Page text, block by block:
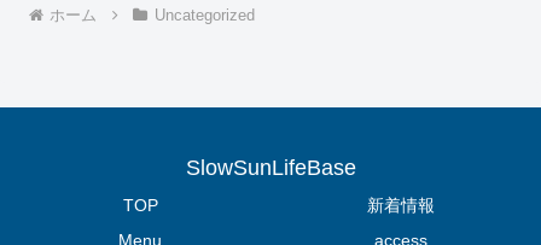
ホーム Uncategorized
SlowSunLifeBase
TOP
新着情報
Menu
access